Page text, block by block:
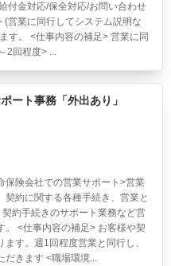
付金対応/保全対応/お問い合わせ
営業に同行してシステム説明な
す。 <仕事内容の補足> 営業に同
2回程度> ...
ート事務「外出あり」
保険会社での営業サポート>営業
約に関する各種手続き、営業と
約手続きのサポート業務など営
<仕事内容の補足> お客様や契
す。週1回程度営業と同行し、
だきます <職場環境...